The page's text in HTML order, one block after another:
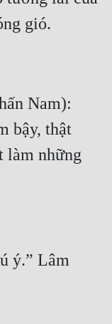
Nam):
bậy, thật
làm những
ý.” Lâm